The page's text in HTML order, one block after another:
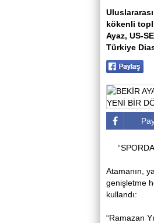
kökenli
Ayaz, US-
Türkiye
Atamanın,
genişletme
kullandı:
“Ramazan